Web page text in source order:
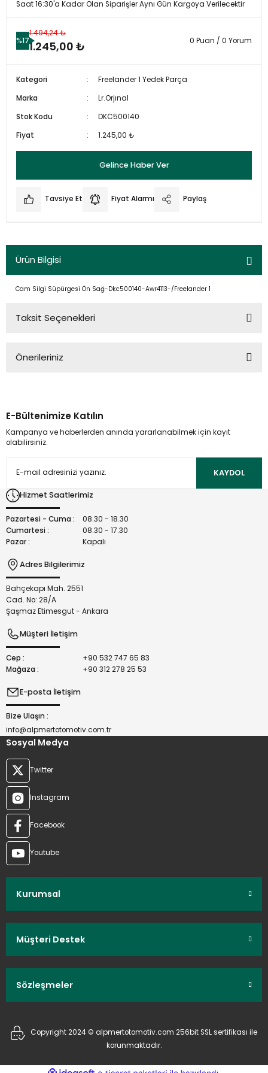
Saat 16:30'a Kadar Olan Siparişler Aynı Gün Kargoya Verilecektir
%17
1.494,24 ₺
1.245,00 ₺ 0 Puan / 0 Yorum
Kategori
Freelander 1 Yedek Parça
Marka
Lr.Orjınal
Stok Kodu
DKC500140
Fiyat
1.245,00 ₺
Gelince Haber Ver
Tavsiye Et Fiyat Alarmı Paylaş
Ürün Bilgisi
Cam Silgi Süpürgesi Ön Sağ-Dkc500140-Awr4113-/Freelander 1
Taksit Seçenekleri
Önerileriniz
kullanarak tarafımıza iletebilirsiniz.
Görüş ve önerileriniz için teşekkür ederiz.
Ürün açıklamasında eksik bilgiler bulunuyor.
Bu ürüne benzer farklı alternatifler olmalı.
E-Bültenimize Katılın
Kampanya ve haberlerden anında yararlanabilmek için kayıt
olabilirsiniz.
KAYDOL
Hizmet Saatlerimiz
Pazartesi - Cuma :
08.30 - 18.30
Cumartesi :
08.30 - 17.30
Pazar :
Kapalı
Adres Bilgilerimiz
Bahçekapı Mah. 2551
Cad. No: 28/A
Şaşmaz Etimesgut - Ankara
Müşteri İletişim
Cep :
+90 532 747 65 83
Mağaza :
+90 312 278 25 53
E-posta İletişim
Bize Ulaşın :
info@alpmertotomotiv.com.tr
Sosyal Medya
Twitter
Instagram
Facebook
Youtube
Kurumsal
Müşteri Destek
Sözleşmeler
Copyright 2024 © alpmertotomotiv.com 256bit SSL sertifikası ile
korunmaktadır.